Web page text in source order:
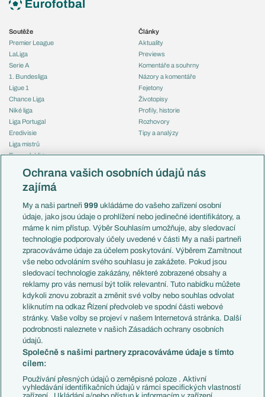
Soutěže
Premier League
LaLiga
Serie A
1. Bundesliga
Ligue 1
Chance Liga
Niké liga
Liga Portugal
Eredivisie
Liga mistrů
Evropská liga
Mistrovství světa
Liga národů
Témata
Představení týmů MS
EuroSkauting
PL v kostce
Evropské koeficienty
Přestupy
Přestupové spekulace
Zranění
Kluby
Arsenal FC
Chelsea FC
Manchester United
AC Milán
Juventus FC
Bayern Mnichov
Články
Aktuality
Previews
Komentáře a souhrny
Názory a komentáře
Fejetony
Životopisy
Profily, historie
Rozhovory
Tipy a analýzy
Česko
Francie
Itálie
Německo
Španělsko
Argentina
Brazílie
Přestupy
Zápasy
Livescore
Tipovací soutěž
Ochrana vašich osobních údajů nás
zajímá
My a naši partneři999 ukládáme do vašeho zařízení osobní
údaje, jako jsou údaje o prohlížení nebo jedinečné identifikátory, a
máme k nim přístup. Výběr Souhlasím umožňuje, aby sledovací
technologie podporovaly účely uvedené v části My a naši partneři
zpracováváme údaje za účelem poskytování. Výběrem Zamítnout
vše nebo odvoláním svého souhlasu je zakážete. Pokud jsou
sledovací technologie zakázány, některé zobrazené obsahy a
reklamy pro vás nemusí být tolik relevantní. Tuto nabídku můžete
kdykoli znovu zobrazit a změnit své volby nebo souhlas odvolat
kliknutím na odkaz Řízení předvoleb ve spodní části webové
stránky. Vaše volby se projeví v našem Internetová stránka. Další
podrobnosti naleznete v našich Zásadách ochrany osobních
údajů.
Společně s našimi partnery zpracováváme údaje s tímto
cílem:
Používání přesných údajů o zeměpisné poloze . Aktivní
vyhledávání identifikačních údajů v rámci specifických vlastností